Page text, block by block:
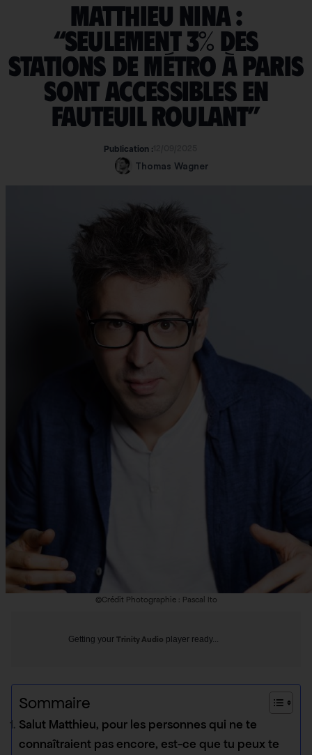
Matthieu Nina :
“Seulement 3% des
stations de métro à Paris
sont accessibles en
fauteuil roulant”
Publication :
Thomas Wagner
©Crédit Photographie : Pascal Ito
Getting your Trinity Audio player ready...
Sommaire
Salut Matthieu, pour les personnes qui ne te
connaîtraient pas encore, est-ce que tu peux te